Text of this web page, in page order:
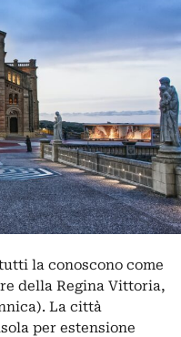
la conoscono come
della Regina Vittoria,
La città
per estensione